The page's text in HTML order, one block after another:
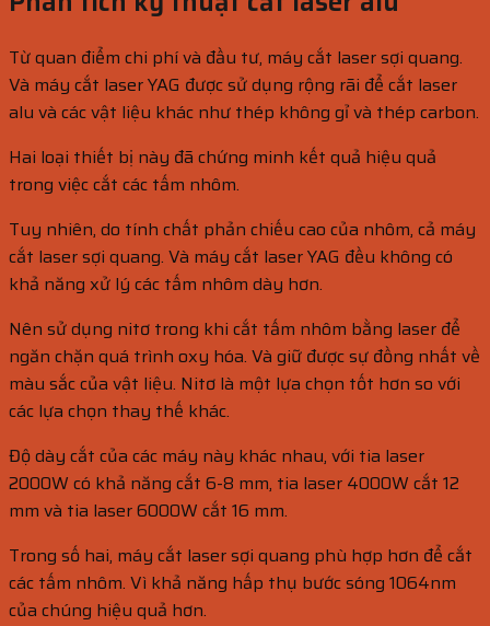
Từ quan điểm chi phí và đầu tư, máy cắt laser sợi quang.
Và máy cắt laser YAG được sử dụng rộng rãi để cắt laser
alu và các vật liệu khác như thép không gỉ và thép carbon.
Hai loại thiết bị này đã chứng minh kết quả hiệu quả
trong việc cắt các tấm nhôm.
Tuy nhiên, do tính chất phản chiếu cao của nhôm, cả máy
cắt laser sợi quang. Và máy cắt laser YAG đều không có
khả năng xử lý các tấm nhôm dày hơn.
Nên sử dụng nitơ trong khi cắt tấm nhôm bằng laser để
ngăn chặn quá trình oxy hóa. Và giữ được sự đồng nhất về
màu sắc của vật liệu. Nitơ là một lựa chọn tốt hơn so với
các lựa chọn thay thế khác.
Độ dày cắt của các máy này khác nhau, với tia laser
2000W có khả năng cắt 6-8 mm, tia laser 4000W cắt 12
mm và tia laser 6000W cắt 16 mm.
Trong số hai, máy cắt laser sợi quang phù hợp hơn để cắt
các tấm nhôm. Vì khả năng hấp thụ bước sóng 1064nm
của chúng hiệu quả hơn.